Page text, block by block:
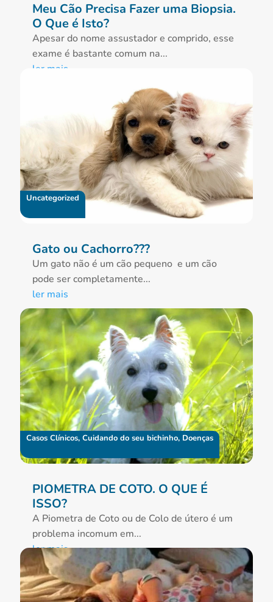
Meu Cão Precisa Fazer uma Biopsia.
O Que é Isto?
Apesar do nome assustador e comprido, esse
exame é bastante comum na...
ler mais
Gato ou Cachorro???
Uncategorized
Um gato não é um cão pequeno e um cão
pode ser completamente...
ler mais
PIOMETRA DE COTO. O QUE É
ISSO?
Casos Clínicos, Cuidando do seu bichinho, Doenças
A Piometra de Coto ou de Colo de útero é um
problema incomum em...
ler mais